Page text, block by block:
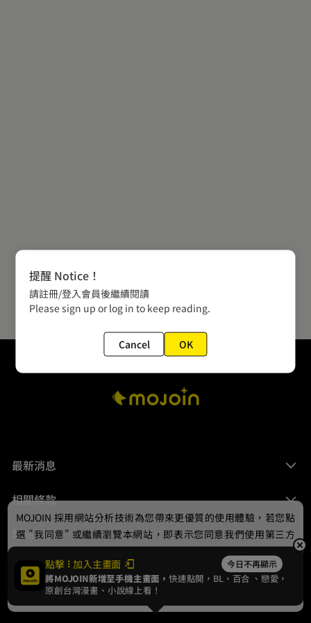
最新消息
相關條款
聯絡我們
© 2024 gamania Digital Entertainment Co., Ltd.
點擊 加入主畫面 今日不再顯示
將MOJOIN新增至手機主畫面，快速點開，BL、 百合 、戀愛，
原創台灣漫畫、小說線上看！
MOJOIN 採用網站分析技術為您帶來更優質的使用體驗，若您點
選 "我同意" 或繼續瀏覽本網站，即表示您同意我們使用第三方
Cookie，欲瞭解更多資訊請見隱私權政策。
我同意
提醒 Notice！
請註冊/登入會員後繼續閱讀
Please sign up or log in to keep reading.
Cancel OK